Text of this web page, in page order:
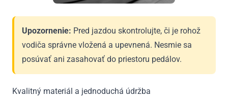
Upozornenie: Pred jazdou skontrolujte, či je rohož
vodiča správne vložená a upevnená. Nesmie sa
posúvať ani zasahovať do priestoru pedálov.
Kvalitný materiál a jednoduchá údržba